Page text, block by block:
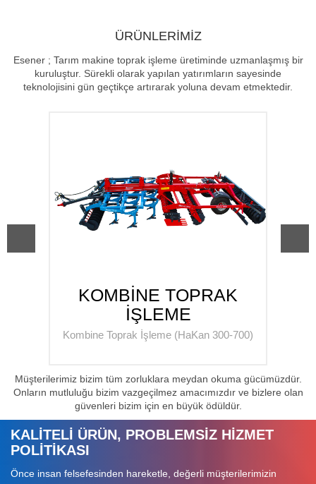
ÜRÜNLERİMİZ
Esener ; Tarım makine toprak işleme üretiminde uzmanlaşmış bir
kuruluştur. Sürekli olarak yapılan yatırımların sayesinde
teknolojisini gün geçtikçe artırarak yoluna devam etmektedir.
KOMBİNE TOPRAK
İŞLEME
Kombine Toprak İşleme (HaKan 300-700)
Müşterilerimiz bizim tüm zorluklara meydan okuma gücümüzdür.
Onların mutluluğu bizim vazgeçilmez amacımızdır ve bizlere olan
güvenleri bizim için en büyük ödüldür.
KALİTELİ ÜRÜN, PROBLEMSİZ HİZMET
POLİTİKASI
Önce insan felsefesinden hareketle, değerli müşterilerimizin